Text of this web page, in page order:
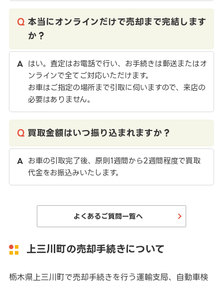
本当にオンラインだけで売却まで完結します
か？
はい。査定はお電話で行い、お手続きは郵送またはオ
ンラインで全てご対応いただけます。
お車はご指定の場所まで引取に伺いますので、来店の
必要はありません。
買取金額はいつ振り込まれますか？
お車の引取完了後、原則1週間から2週間程度で買取
代金をお振込みいたします。
よくあるご質問一覧へ
上三川町の売却手続きについて
栃木県上三川町で売却手続きを行う運輸支局、自動車検